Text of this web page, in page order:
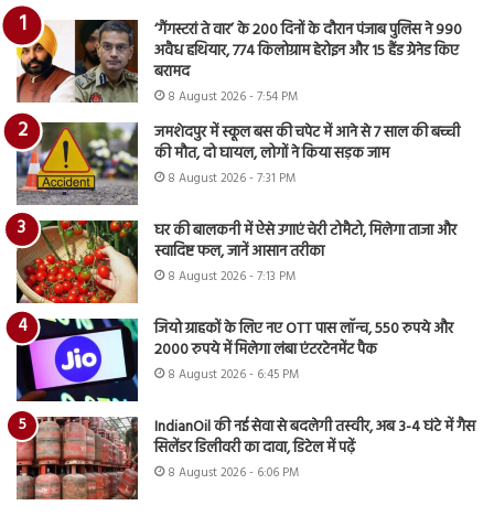
‘गैंगस्टरां ते वार’ के 200 दिनों के दौरान पंजाब पुलिस ने 990
अवैध हथियार, 774 किलोग्राम हेरोइन और 15 हैंड ग्रेनेड किए
बरामद
8 August 2026 - 7:54 PM
जमशेदपुर में स्कूल बस की चपेट में आने से 7 साल की बच्ची
की मौत, दो घायल, लोगों ने किया सड़क जाम
8 August 2026 - 7:31 PM
घर की बालकनी में ऐसे उगाएं चेरी टोमैटो, मिलेगा ताजा और
स्वादिष्ट फल, जानें आसान तरीका
8 August 2026 - 7:13 PM
जियो ग्राहकों के लिए नए OTT पास लॉन्च, 550 रुपये और
2000 रुपये में मिलेगा लंबा एंटरटेनमेंट पैक
8 August 2026 - 6:45 PM
IndianOil की नई सेवा से बदलेगी तस्वीर, अब 3-4 घंटे में गैस
सिलेंडर डिलीवरी का दावा, डिटेल में पढ़ें
8 August 2026 - 6:06 PM